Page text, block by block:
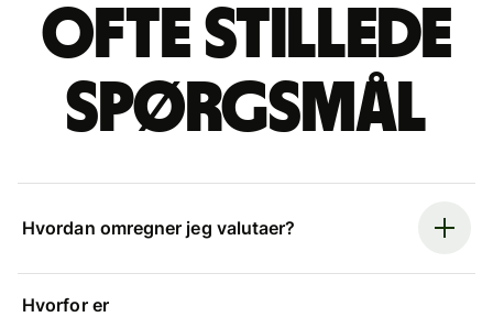
Ofte stillede
spørgsmål
Hvordan omregner jeg valutaer?
Hvorfor er